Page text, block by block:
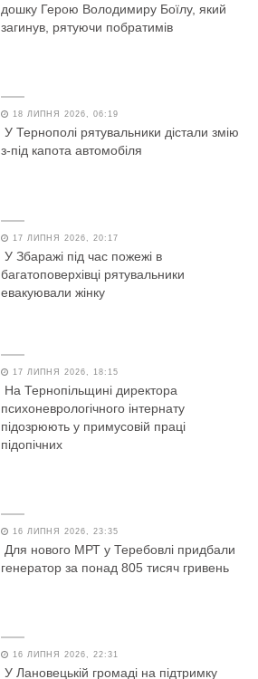
дошку Герою Володимиру Боїлу, який
загинув, рятуючи побратимів
18 ЛИПНЯ 2026, 06:19
У Тернополі рятувальники дістали змію
з-під капота автомобіля
17 ЛИПНЯ 2026, 20:17
У Збаражі під час пожежі в
багатоповерхівці рятувальники
евакуювали жінку
17 ЛИПНЯ 2026, 18:15
На Тернопільщині директора
психоневрологічного інтернату
підозрюють у примусовій праці
підопічних
16 ЛИПНЯ 2026, 23:35
Для нового МРТ у Теребовлі придбали
генератор за понад 805 тисяч гривень
16 ЛИПНЯ 2026, 22:31
У Лановецькій громаді на підтримку